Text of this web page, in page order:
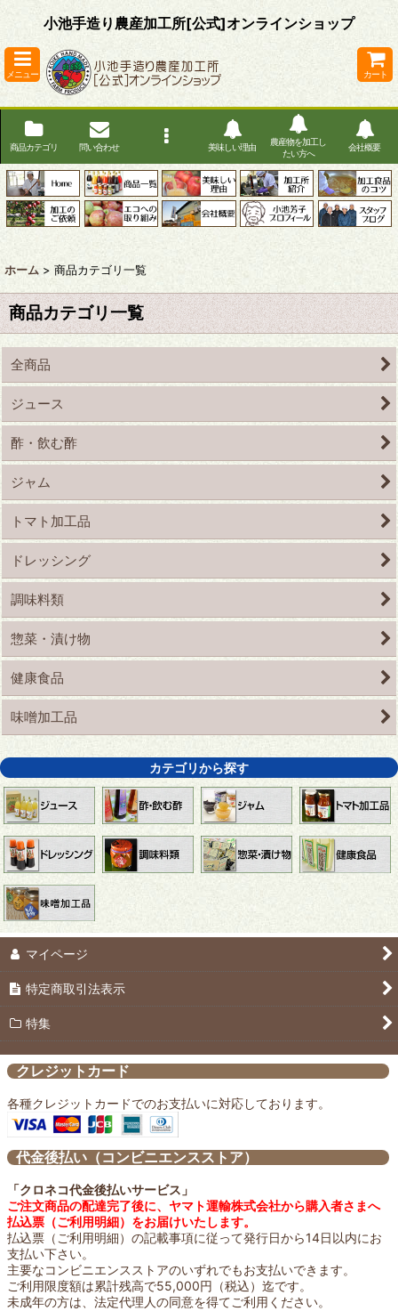
小池手造り農産加工所[公式]オンラインショップ
メニュー カート
商品カテゴリ 問い合わせ 美味しい理由
農産物を加工し
たい方へ
会社概要
ホーム > 商品カテゴリ一覧
商品カテゴリ一覧
全商品
ジュース
酢・飲む酢
ジャム
トマト加工品
ドレッシング
調味料類
惣菜・漬け物
健康食品
味噌加工品
カテゴリから探す
マイページ
特定商取引法表示
特集
クレジットカード
各種クレジットカードでのお支払いに対応しております。
代金後払い（コンビニエンスストア）
「クロネコ代金後払いサービス」
ご注文商品の配達完了後に、ヤマト運輸株式会社から購入者さまへ
払込票（ご利用明細）をお届けいたします。
払込票（ご利用明細）の記載事項に従って発行日から14日以内にお
支払い下さい。
主要なコンビニエンスストアのいずれでもお支払いできます。
ご利用限度額は累計残高で55,000円（税込）迄です。
未成年の方は、法定代理人の同意を得てご利用ください。